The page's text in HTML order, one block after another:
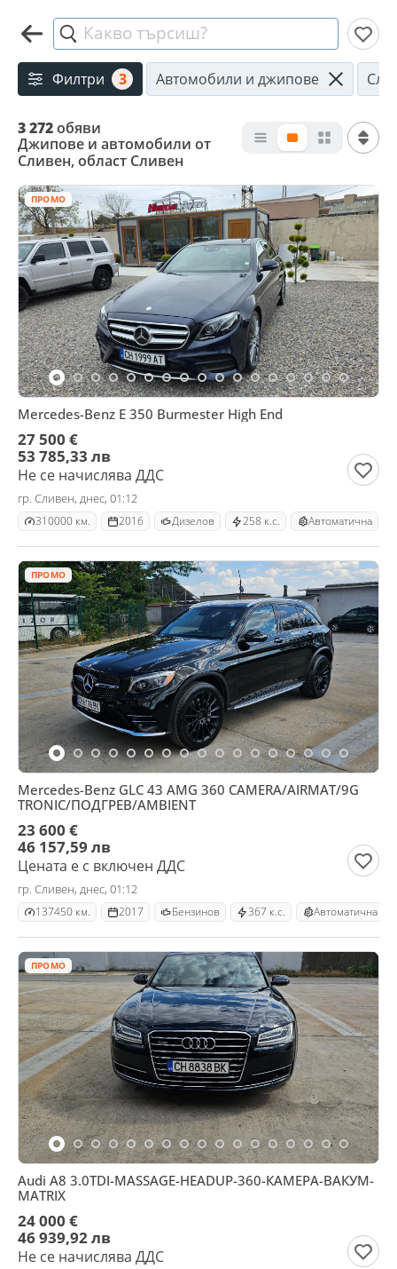
Какво търсиш?
Филтри 3 Автомобили и джипове
3 272обяви
Джипове и автомобили от
Сливен, област Сливен
ПРОМО
Mercedes-Benz E 350 Burmester High End
27 500 €
53 785,33 лв
Не се начислява ДДС
гр. Сливен, днес, 01:12
310000 км. 2016 Дизелов 258 к.с. Автоматична
ПРОМО
Mercedes-Benz GLC 43 AMG 360 CAMERA/AIRMAT/9G
TRONIC/ПОДГРЕВ/AMBIENT
23 600 €
46 157,59 лв
Цената е с включен ДДС
гр. Сливен, днес, 01:12
137450 км. 2017 Бензинов 367 к.с. Автоматична
ПРОМО
Audi A8 3.0TDI-MASSAGE-HEADUP-360-КАМЕРА-ВАКУМ-
MATRIX
24 000 €
46 939,92 лв
Не се начислява ДДС